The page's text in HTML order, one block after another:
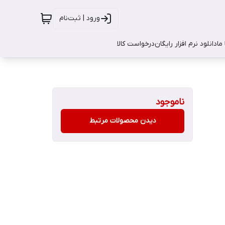
ورود | ثبت‌نام
دانلود نرم افزار رایگاندرخواست کالا
ناموجود
دیدن محصولات مرتبط